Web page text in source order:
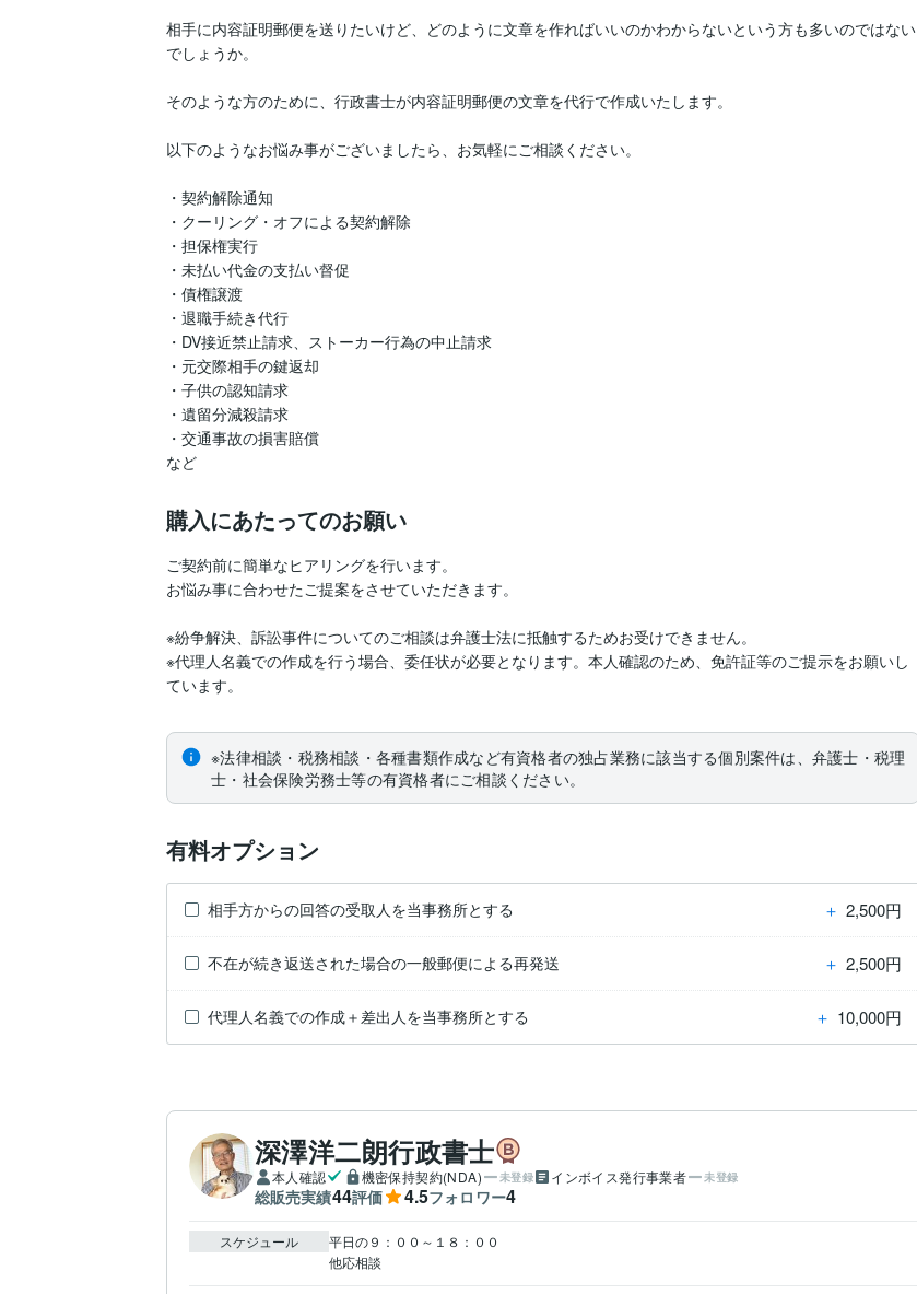
相手に内容証明郵便を送りたいけど、どのように文章を作ればいいのかわからないという方も多いのではない
でしょうか。
そのような方のために、行政書士が内容証明郵便の文章を代行で作成いたします。
以下のようなお悩み事がございましたら、お気軽にご相談ください。
・契約解除通知
・クーリング・オフによる契約解除
・担保権実行
・未払い代金の支払い督促
・債権譲渡
・退職手続き代行
・DV接近禁止請求、ストーカー行為の中止請求
・元交際相手の鍵返却
・子供の認知請求
・遺留分減殺請求
・交通事故の損害賠償
など
購入にあたってのお願い
ご契約前に簡単なヒアリングを行います。
お悩み事に合わせたご提案をさせていただきます。
※紛争解決、訴訟事件についてのご相談は弁護士法に抵触するためお受けできません。
※代理人名義での作成を行う場合、委任状が必要となります。本人確認のため、免許証等のご提示をお願いし
ています。
※法律相談・税務相談・各種書類作成など有資格者の独占業務に該当する個別案件は、弁護士・税理
士・社会保険労務士等の有資格者にご相談ください。
有料オプション
相手方からの回答の受取人を当事務所とする ＋ 2,500円
不在が続き返送された場合の一般郵便による再発送 ＋ 2,500円
代理人名義での作成＋差出人を当事務所とする ＋ 10,000円
深澤洋二朗行政書士
本人確認 機密保持契約(NDA) 未登録 インボイス発行事業者 未登録
総販売実績44評価 4.5フォロワー4
スケジュール
平日の９：００～１８：００
他応相談